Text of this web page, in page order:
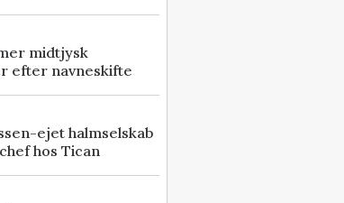
midtjysk
efter navneskifte
ejet halmselskab
hos Tican